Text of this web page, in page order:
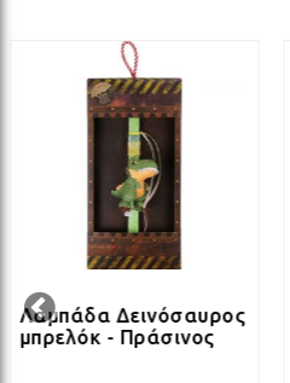
Λαμπάδα Δεινόσαυρος
μπρελόκ - Πράσινος